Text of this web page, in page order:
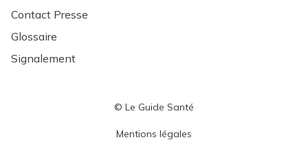
Contact Presse
Glossaire
Signalement
© Le Guide Santé
Menu Pied de page
Mentions légales